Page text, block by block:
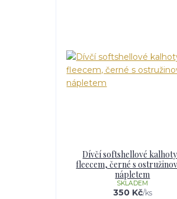
Dívčí softshellové
fleecem, černé s
nápletem
350 Kč/ks
SKLADEM